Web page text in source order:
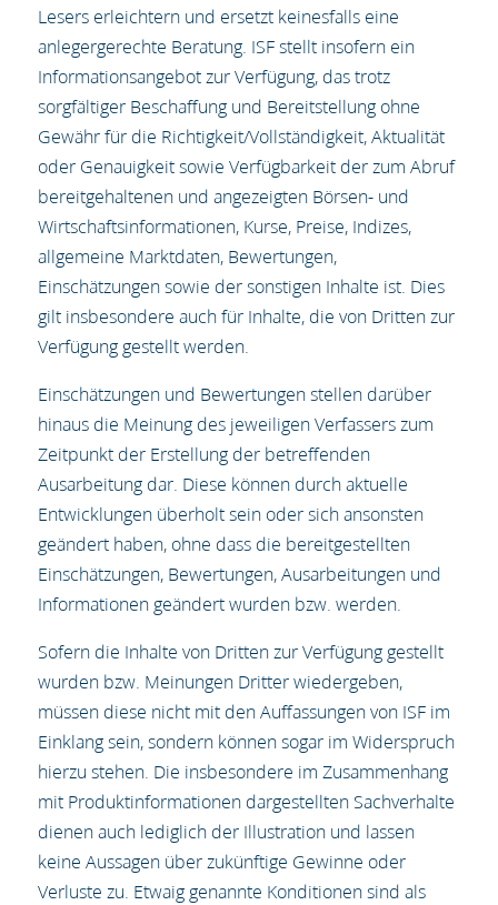
Lesers erleichtern und ersetzt keinesfalls eine
anlegergerechte Beratung. ISF stellt insofern ein
Informationsangebot zur Verfügung, das trotz
sorgfältiger Beschaffung und Bereitstellung ohne
Gewähr für die Richtigkeit/Vollständigkeit, Aktualität
oder Genauigkeit sowie Verfügbarkeit der zum Abruf
bereitgehaltenen und angezeigten Börsen- und
Wirtschaftsinformationen, Kurse, Preise, Indizes,
allgemeine Marktdaten, Bewertungen,
Einschätzungen sowie der sonstigen Inhalte ist. Dies
gilt insbesondere auch für Inhalte, die von Dritten zur
Verfügung gestellt werden.
Einschätzungen und Bewertungen stellen darüber
hinaus die Meinung des jeweiligen Verfassers zum
Zeitpunkt der Erstellung der betreffenden
Ausarbeitung dar. Diese können durch aktuelle
Entwicklungen überholt sein oder sich ansonsten
geändert haben, ohne dass die bereitgestellten
Einschätzungen, Bewertungen, Ausarbeitungen und
Informationen geändert wurden bzw. werden.
Sofern die Inhalte von Dritten zur Verfügung gestellt
wurden bzw. Meinungen Dritter wiedergeben,
müssen diese nicht mit den Auffassungen von ISF im
Einklang sein, sondern können sogar im Widerspruch
hierzu stehen. Die insbesondere im Zusammenhang
mit Produktinformationen dargestellten Sachverhalte
dienen auch lediglich der Illustration und lassen
keine Aussagen über zukünftige Gewinne oder
Verluste zu. Etwaig genannte Konditionen sind als